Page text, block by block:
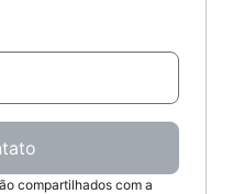
compartilhados com a